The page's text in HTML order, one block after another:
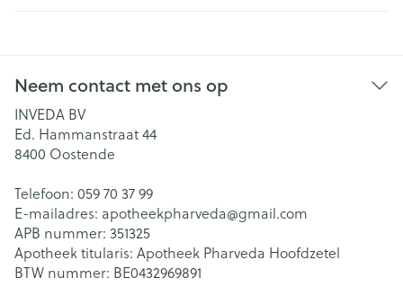
Neem contact met ons op
INVEDA BV
Ed. Hammanstraat 44
8400 Oostende
Telefoon: 059 70 37 99
E-mailadres: apotheekpharveda@gmail.com
APB nummer: 351325
Apotheek titularis: Apotheek Pharveda Hoofdzetel
BTW nummer: BE0432969891